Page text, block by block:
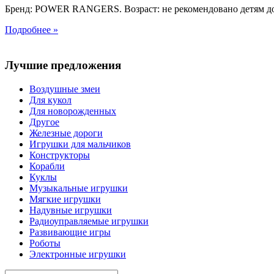
Бренд: POWER RANGERS. Возраст: не рекомендовано детям
Подробнее »
Лучшие предложения
Воздушные змеи
Для кукол
Для новорожденных
Другое
Железные дороги
Игрушки для мальчиков
Конструкторы
Корабли
Куклы
Музыкальные игрушки
Мягкие игрушки
Надувные игрушки
Радиоуправляемые игрушки
Развивающие игры
Роботы
Электронные игрушки